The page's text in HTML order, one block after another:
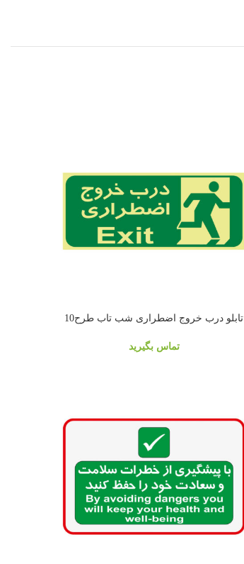
تابلو درب خروج اضطراری شب تاب طرح10
تماس بگیرید